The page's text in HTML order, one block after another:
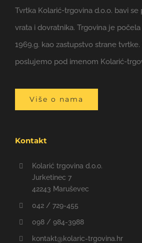
Tvrtka Kolarić-trgovina d.o.o. bavi
vrata i dovratnika. Trgovina je
1969.g. kao zastupstvo strane tvrtke.
poslujemo pod imenom Kolarić-
Više o nama
Kontakt
Kolarić trgovina d.o.o.
Jurketinec 7
42243 Maruševec
042 / 729-455
098 / 984-3988
kontakt@kolaric-trgovina.hr